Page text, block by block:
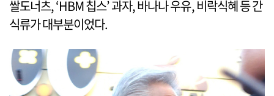
쌀도너츠, ‘HBM 칩스’ 과자, 바나나 우유, 비락식혜 등 간
식류가 대부분이었다.